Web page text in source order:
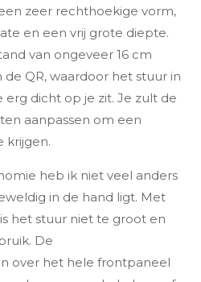
zeer rechthoekige vorm,
en een vrij grote diepte.
van ongeveer 16 cm
QR, waardoor het stuur in
dicht op je zit. Je zult de
aanpassen om een
krijgen.
heb ik niet veel anders
in de hand ligt. Met
het stuur niet te groot en
De
over het hele frontpaneel